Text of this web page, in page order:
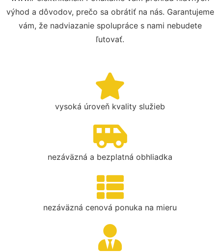
výhod a dôvodov, prečo sa obrátiť na nás. Garantujeme
vám, že nadviazanie spolupráce s nami nebudete
ľutovať.
vysoká úroveň kvality služieb
nezáväzná a bezplatná obhliadka
nezáväzná cenová ponuka na mieru